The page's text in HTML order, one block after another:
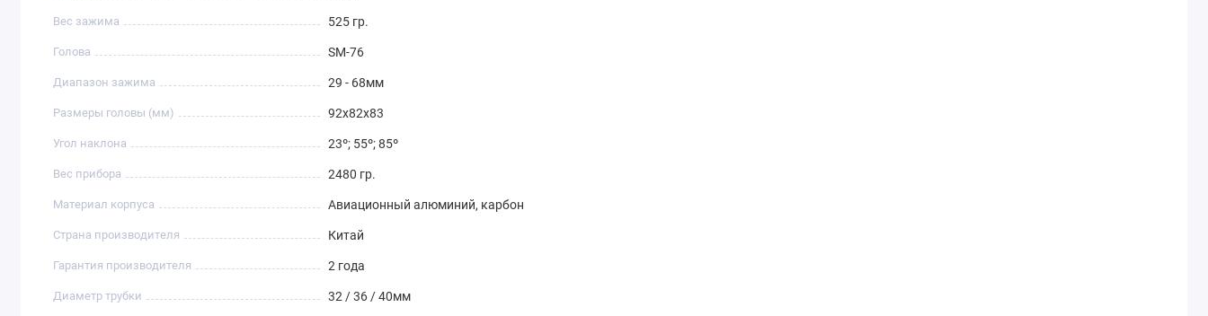
Вес зажима 525 гр.
Голова SM-76
Диапазон зажима 29 - 68мм
Размеры головы (мм) 92x82x83
Угол наклона 23º; 55º; 85º
Вес прибора 2480 гр.
Материал корпуса Авиационный алюминий, карбон
Страна производителя Китай
Гарантия производителя 2 года
Диаметр трубки 32 / 36 / 40мм